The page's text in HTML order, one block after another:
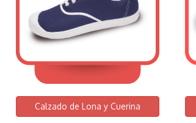
Calzado de Lona y Cuerina